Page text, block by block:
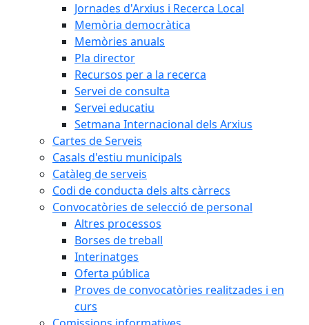
Jornades d'Arxius i Recerca Local
Memòria democràtica
Memòries anuals
Pla director
Recursos per a la recerca
Servei de consulta
Servei educatiu
Setmana Internacional dels Arxius
Cartes de Serveis
Casals d'estiu municipals
Catàleg de serveis
Codi de conducta dels alts càrrecs
Convocatòries de selecció de personal
Altres processos
Borses de treball
Interinatges
Oferta pública
Proves de convocatòries realitzades i en
curs